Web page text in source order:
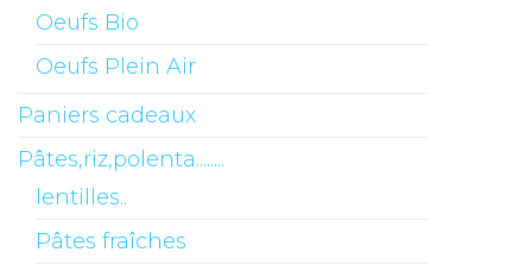
Oeufs Bio
Oeufs Plein Air
Paniers cadeaux
Pâtes,riz,polenta........
lentilles..
Pâtes fraîches